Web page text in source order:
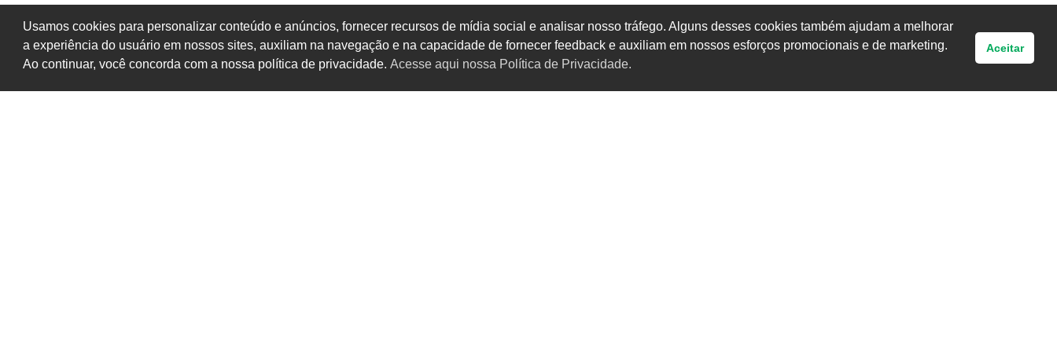
Usamos cookies para personalizar conteúdo e anúncios, fornecer recursos de mídia social e analisar nosso tráfego. Alguns desses cookies também ajudam a melhorar
a experiência do usuário em nossos sites, auxiliam na navegação e na capacidade de fornecer feedback e auxiliam em nossos esforços promocionais e de marketing.
Ao continuar, você concorda com a nossa política de privacidade. Acesse aqui nossa Política de Privacidade.
Aceitar